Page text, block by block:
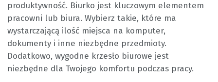
produktywność. Biurko jest kluczowym elementem
pracowni lub biura. Wybierz takie, które ma
wystarczającą ilość miejsca na komputer,
dokumenty i inne niezbędne przedmioty.
Dodatkowo, wygodne krzesło biurowe jest
niezbędne dla Twojego komfortu podczas pracy.